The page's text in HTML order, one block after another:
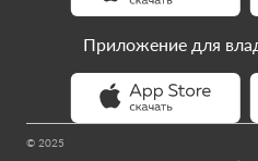
© 2025
Приложение для